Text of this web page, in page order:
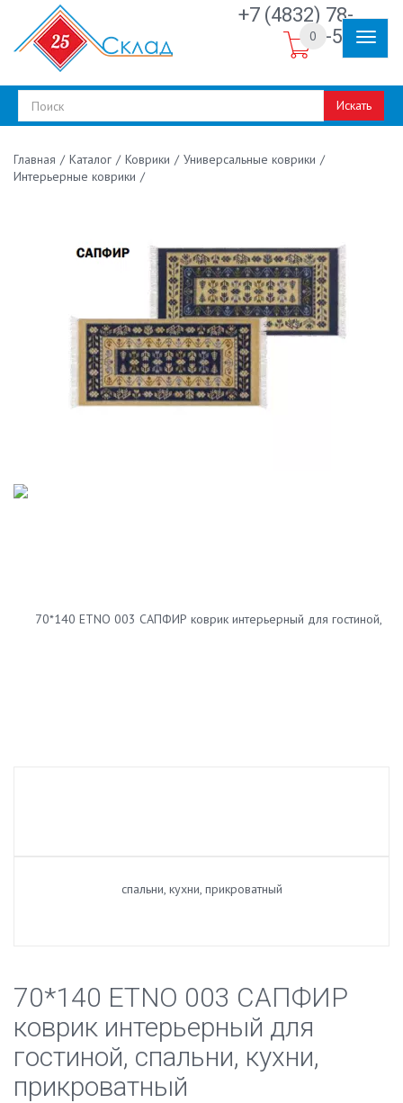
+7 (4832) 78-
30-50
Искать
0
Главная / Каталог / Коврики / Универсальные коврики /
Интерьерные коврики /
70*140 ETNO 003 САПФИР
коврик интерьерный для
гостиной, спальни, кухни,
прикроватный